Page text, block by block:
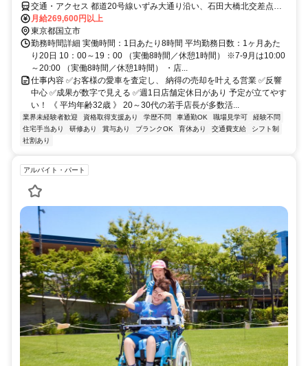
交通・アクセス 都道20号線いずみ大通り沿い、石田大橋北交差点近
くにある店舗です。
月給269,600円以上
東京都国立市
勤務時間詳細 実働時間：1日あたり8時間 平均勤務日数：1ヶ月あた
り20日 10：00～19：00 （実働8時間／休憩1時間） ※7-9月は10:00
～20:00 （実働8時間／休憩1時間） ・店...
仕事内容 ✅お客様の愛車を査定し、 納得の売却を叶える営業 ✅反響
中心 ✅成果が数字で見える ✅週1日店舗定休日があり 予定が立てやす
い！ 《 平均年齢32歳 》 20～30代の若手店長が多数活...
業界未経験者歓迎 資格取得支援あり 学歴不問 車通勤OK 職場見学可
経験不問
住宅手当あり
研修あり 賞与あり ブランクOK 育休あり 交通費支給
シフト制
社割あり
アルバイト・パート